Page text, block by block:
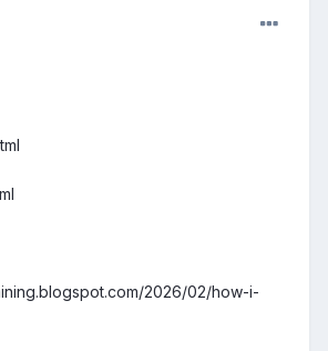
2026/02/how-i-